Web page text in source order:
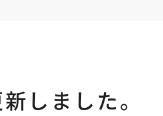
しました。